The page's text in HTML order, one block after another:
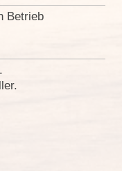
Betrieb